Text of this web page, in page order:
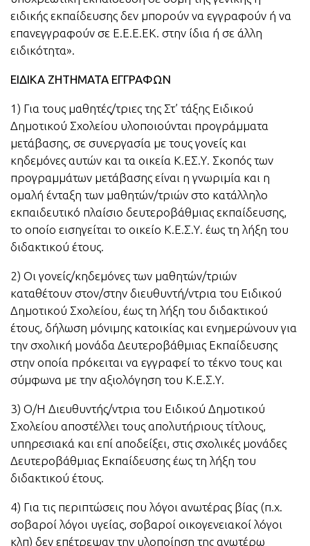
ειδικής εκπαίδευσης δεν μπορούν να εγγραφούν ή να
επανεγγραφούν σε Ε.Ε.Ε.ΕΚ. στην ίδια ή σε άλλη
ειδικότητα».
ΕΙΔΙΚΑ ΖΗΤΗΜΑΤΑ ΕΓΓΡΑΦΩΝ
1) Για τους μαθητές/τριες της Στ’ τάξης Ειδικού
Δημοτικού Σχολείου υλοποιούνται προγράμματα
μετάβασης, σε συνεργασία με τους γονείς και
κηδεμόνες αυτών και τα οικεία Κ.ΕΣ.Υ. Σκοπός των
προγραμμάτων μετάβασης είναι η γνωριμία και η
ομαλή ένταξη των μαθητών/τριών στο κατάλληλο
εκπαιδευτικό πλαίσιο δευτεροβάθμιας εκπαίδευσης,
το οποίο εισηγείται το οικείο Κ.Ε.Σ.Υ. έως τη λήξη του
διδακτικού έτους.
2) Οι γονείς/κηδεμόνες των μαθητών/τριών
καταθέτουν στον/στην διευθυντή/ντρια του Ειδικού
Δημοτικού Σχολείου, έως τη λήξη του διδακτικού
έτους, δήλωση μόνιμης κατοικίας και ενημερώνουν για
την σχολική μονάδα Δευτεροβάθμιας Εκπαίδευσης
στην οποία πρόκειται να εγγραφεί το τέκνο τους και
σύμφωνα με την αξιολόγηση του Κ.Ε.Σ.Υ.
3) Ο/Η Διευθυντής/ντρια του Ειδικού Δημοτικού
Σχολείου αποστέλλει τους απολυτήριους τίτλους,
υπηρεσιακά και επί αποδείξει, στις σχολικές μονάδες
Δευτεροβάθμιας Εκπαίδευσης έως τη λήξη του
διδακτικού έτους.
4) Για τις περιπτώσεις που λόγοι ανωτέρας βίας (π.χ.
σοβαροί λόγοι υγείας, σοβαροί οικογενειακοί λόγοι
κλπ) δεν επέτρεψαν την υλοποίηση της ανωτέρω